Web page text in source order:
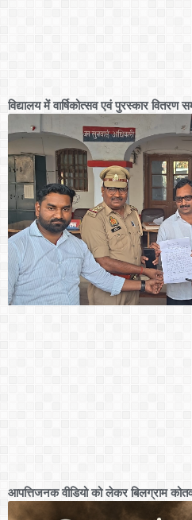
विद्यालय में वार्षिकोत्सव एवं पुरस्कार वितरण
आपत्तिजनक वीडियो को लेकर बिलग्राम